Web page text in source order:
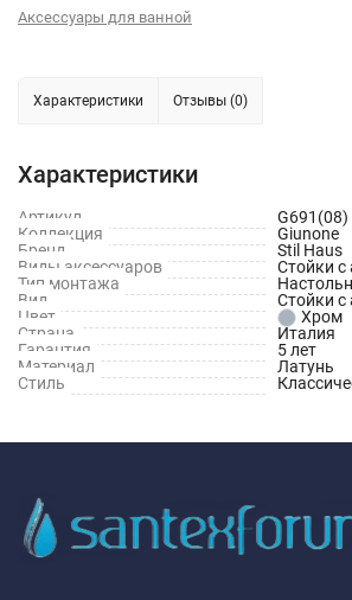
Аксессуары для ванной
Характеристики Отзывы (0)
Характеристики
Артикул
G691(08)
Коллекция
Giunone
Бренд
Stil Haus
Виды аксессуаров
Стойки с
Тип монтажа
Вид
Стойки с
Цвет
Хром
Страна
Италия
Гарантия
5 лет
Материал
Латунь
Стиль